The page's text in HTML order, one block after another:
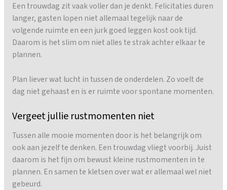
Een trouwdag zit vaak voller dan je denkt. Felicitaties duren
langer, gasten lopen niet allemaal tegelijk naar de
volgende ruimte en een jurk goed leggen kost ook tijd.
Daarom is het slim om niet alles te strak achter elkaar te
plannen.
Plan liever wat lucht in tussen de onderdelen. Zo voelt de
dag niet gehaast en is er ruimte voor spontane momenten.
Vergeet jullie rustmomenten niet
Tussen alle mooie momenten door is het belangrijk om
ook aan jezelf te denken. Een trouwdag vliegt voorbij. Juist
daarom is het fijn om bewust kleine rustmomenten in te
plannen. En samen te kletsen over wat er allemaal wel niet
gebeurd.